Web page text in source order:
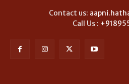
Contact us:
Call Us :